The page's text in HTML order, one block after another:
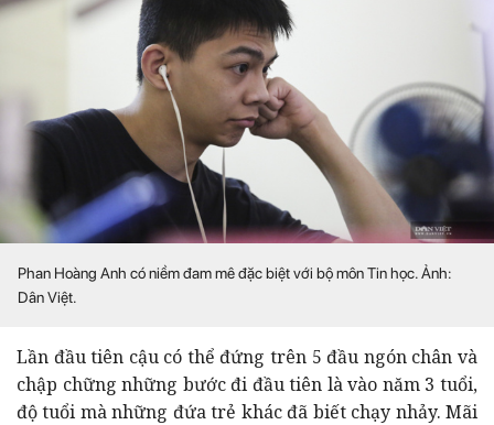
Phan Hoàng Anh có niềm đam mê đặc biệt với bộ môn Tin học. Ảnh:
Dân Việt.
Lần đầu tiên cậu có thể đứng trên 5 đầu ngón chân và
chập chững những bước đi đầu tiên là vào năm 3 tuổi,
độ tuổi mà những đứa trẻ khác đã biết chạy nhảy. Mãi